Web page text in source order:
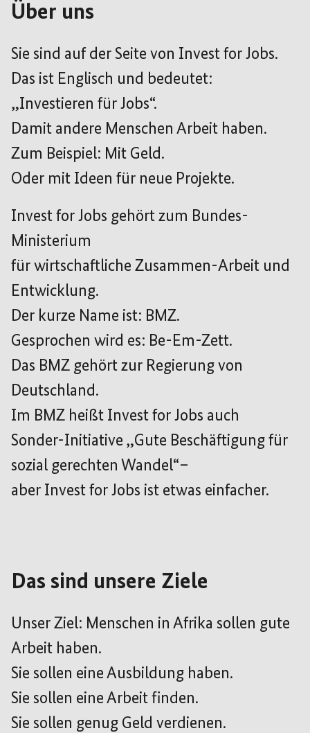
Über uns
Sie sind auf der Seite von Invest for Jobs.
Das ist Englisch und bedeutet:
„Investieren für Jobs“.
Damit andere Menschen Arbeit haben.
Zum Beispiel: Mit Geld.
Oder mit Ideen für neue Projekte.
Invest for Jobs gehört zum Bundes-
Ministerium
für wirtschaftliche Zusammen-Arbeit und
Entwicklung.
Der kurze Name ist: BMZ.
Gesprochen wird es: Be-Em-Zett.
Das BMZ gehört zur Regierung von
Deutschland.
Im BMZ heißt Invest for Jobs auch
Sonder-Initiative „Gute Beschäftigung für
sozial gerechten Wandel“–
aber Invest for Jobs ist etwas einfacher.
Das sind unsere Ziele
Unser Ziel: Menschen in Afrika sollen gute
Arbeit haben.
Sie sollen eine Ausbildung haben.
Sie sollen eine Arbeit finden.
Sie sollen genug Geld verdienen.